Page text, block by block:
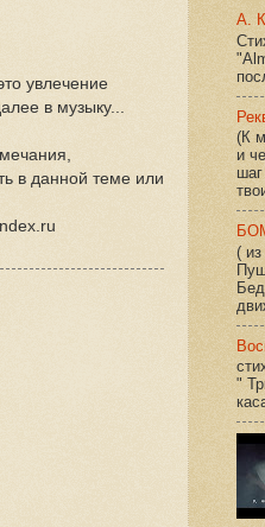
увлечение
в музыку...
в данной теме или
А.
(К
и
(
"